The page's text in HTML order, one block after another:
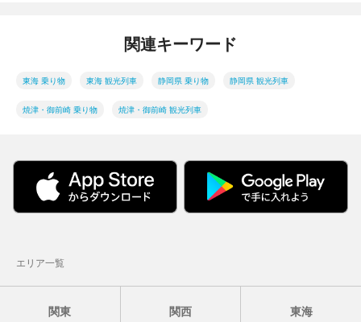
関連キーワード
東海 乗り物 東海 観光列車 静岡県 乗り物 静岡県 観光列車
焼津・御前崎 乗り物 焼津・御前崎 観光列車
エリア一覧
関東 関西 東海